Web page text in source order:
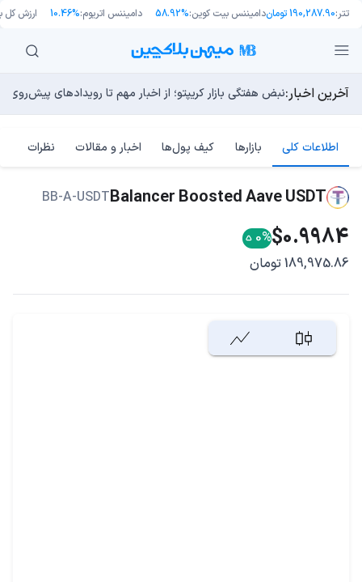
تتر:190,287.90 تومان دامیننس بیت کوین:58.92% دامیننس اتریوم:10.46% ارزش کل
آخرین اخبار:نبض هفتگی بازار کریپتو؛ از اخبار مهم تا رویدادهای
بنیان‌گذار نانسن (Nansen): بیت‌کوین دوباره به زیر ۶۰ هزار دلار سقوط نخواهد کرد
بلاکچین بیت کوین به دلیل فورک «BIP-110» رسما دو شاخه شد!
راه‌های حفظ ارزش پول؛ چگونه قدرت خرید خود را در برابر
طرح جدید EIP-8363: آیا کاهش پاداش استیکینگ به ضرر اتریوم تمام می‌شود؟
اطلاعات کلی بازارها کیف پول‌ها اخبار و مقالات نظرات
Balancer Boosted Aave USDT
BB-A-USDT
$0.9984
0%
189,975.86 تومان